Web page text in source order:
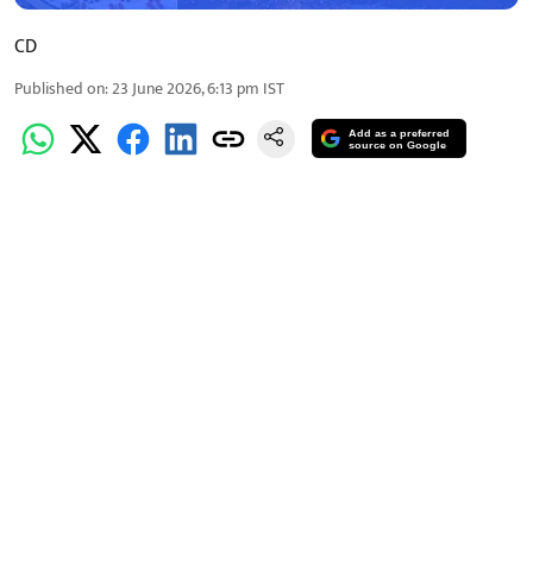
CD
Published on:23 June 2026, 6:13 pm IST
Add as a preferred
source on Google